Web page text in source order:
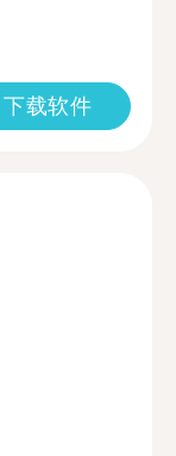
下载软件